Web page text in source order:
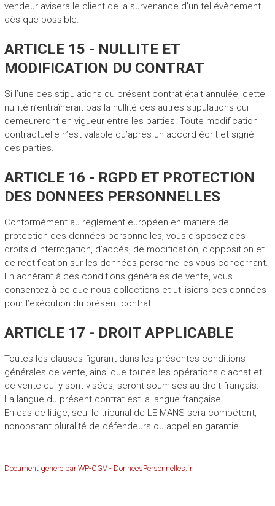
vendeur avisera le client de la survenance d’un tel évènement
dès que possible.
ARTICLE 15 - NULLITE ET
MODIFICATION DU CONTRAT
Si l’une des stipulations du présent contrat était annulée, cette
nullité n’entraînerait pas la nullité des autres stipulations qui
demeureront en vigueur entre les parties. Toute modification
contractuelle n’est valable qu’après un accord écrit et signé
des parties.
ARTICLE 16 - RGPD ET PROTECTION
DES DONNEES PERSONNELLES
Conformément au règlement européen en matière de
protection des données personnelles, vous disposez des
droits d’interrogation, d’accès, de modification, d’opposition et
de rectification sur les données personnelles vous concernant.
En adhérant à ces conditions générales de vente, vous
consentez à ce que nous collections et utilisions ces données
pour l’exécution du présent contrat.
ARTICLE 17 - DROIT APPLICABLE
Toutes les clauses figurant dans les présentes conditions
générales de vente, ainsi que toutes les opérations d’achat et
de vente qui y sont visées, seront soumises au droit français.
La langue du présent contrat est la langue française.
En cas de litige, seul le tribunal de LE MANS sera compétent,
nonobstant pluralité de défendeurs ou appel en garantie.
Document genere par WP-CGV - DonneesPersonnelles.fr